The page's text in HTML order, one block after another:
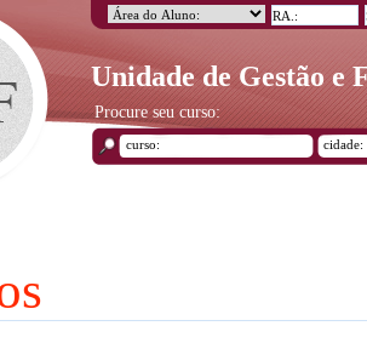
Unidade de Gestão e
Procure seu curso: